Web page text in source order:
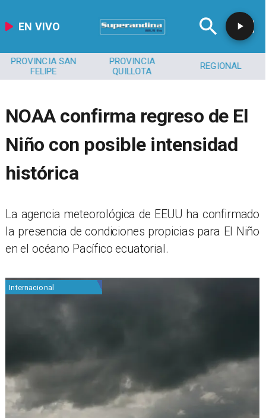
EN VIVO
PROVINCIA SAN
FELIPE
PROVINCIA
QUILLOTA
REGIONAL
NOAA confirma regreso de El
Niño con posible intensidad
histórica
La agencia meteorológica de EEUU ha confirmado
la presencia de condiciones propicias para El Niño
en el océano Pacífico ecuatorial.
Internacional